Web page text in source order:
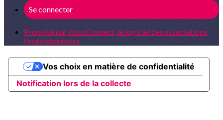
Se connecter
Propulsé par AssoConnect, le logiciel des associations
Professionnelles
Notification lors de la collecte
Vos choix en matière de confidentialité